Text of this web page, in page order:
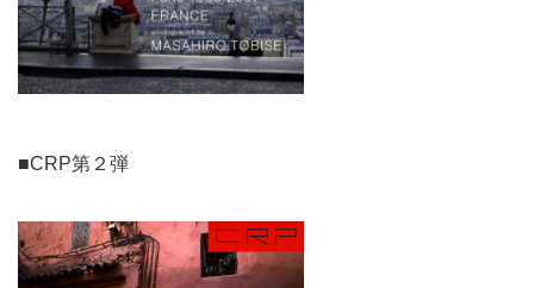
■CRP第２弾